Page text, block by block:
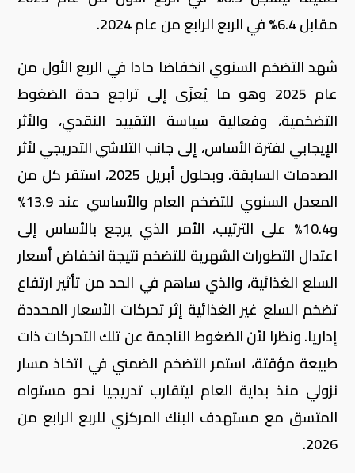
مقابل 6.4% في الربع الرابع من عام 2024.
شهد التضخم السنوي انخفاضا حادا في الربع الأول من
عام 2025 وهو ما يُعزَى إلى تراجع حدة الضغوط
التضخمية، وفعالية سياسة التقييد النقدي، والأثر
الإيجابي لفترة الأساس، إلى جانب التلاشي التدريجي لأثر
الصدمات السابقة. وبحلول أبريل 2025، استقر كل من
المعدل السنوي للتضخم العام والأساسي عند 13.9%
و10.4% على الترتيب، الأمر الذي يرجع بالأساس إلى
اعتدال التطورات الشهرية للتضخم نتيجة انخفاض أسعار
السلع الغذائية، والذي ساهم في الحد من تأثير ارتفاع
تضخم السلع غير الغذائية إثر تحركات الأسعار المحددة
إداريا. ونظرا لأن الضغوط الناجمة عن تلك التحركات ذات
طبيعة مؤقتة، استمر التضخم الضمني في اتخاذ مسار
نزولي منذ بداية العام ليتقارب تدريجيا نحو مستواه
المتسق مع مستهدف البنك المركزي للربع الرابع من
2026.